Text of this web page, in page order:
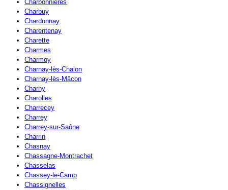
Charbonnières
Charbuy
Chardonnay
Charentenay
Charette
Charmes
Charmoy
Charnay-lès-Chalon
Charnay-lès-Mâcon
Charny
Charolles
Charrecey
Charrey
Charrey-sur-Saône
Charrin
Chasnay
Chassagne-Montrachet
Chasselas
Chassey-le-Camp
Chassignelles